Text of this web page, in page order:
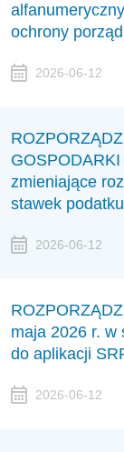
ochrony
2026-06-12
zmieniające
stawek
2026-06-12
maja 2026 r. w
do aplikacji
2026-06-12